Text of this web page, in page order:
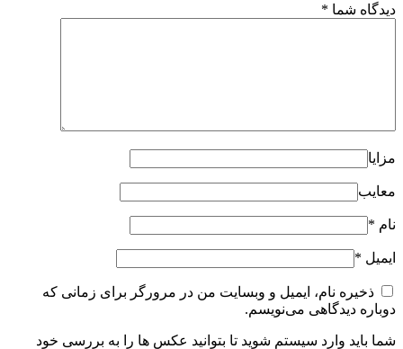
دیدگاه شما *
مزایا
معایب
نام *
ایمیل *
ذخیره نام، ایمیل و وبسایت من در مرورگر برای زمانی که
دوباره دیدگاهی می‌نویسم.
شما باید وارد سیستم شوید تا بتوانید عکس ها را به بررسی خود